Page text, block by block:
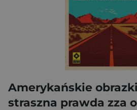
Amerykańskie
straszna prawda zza